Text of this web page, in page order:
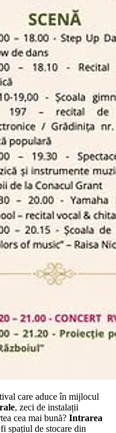
care aduce în mijlocul
, zeci de instalații
cea mai bună? Intrarea
spațiul de stocare din